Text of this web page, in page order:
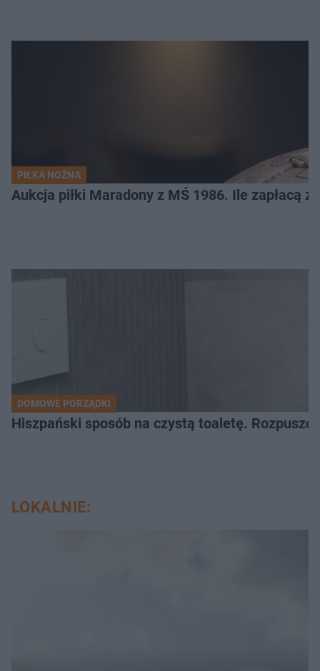
PIŁKA NOŻNA
Aukcja piłki Maradony z MŚ 1986. Ile zapłacą
DOMOWE PORZĄDKI
Hiszpański sposób na czystą toaletę.
LOKALNIE: